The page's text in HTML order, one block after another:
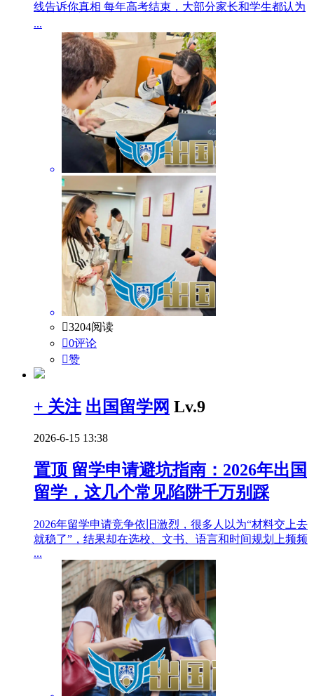
线告诉你真相 每年高考结束，大部分家长和学生都认为
...
3204阅读
0评论
赞
+ 关注 出国留学网 Lv.9
2026-6-15 13:38
置顶 留学申请避坑指南：2026年出国
留学，这几个常见陷阱千万别踩
2026年留学申请竞争依旧激烈，很多人以为“材料交上去
就稳了”，结果却在选校、文书、语言和时间规划上频频
...